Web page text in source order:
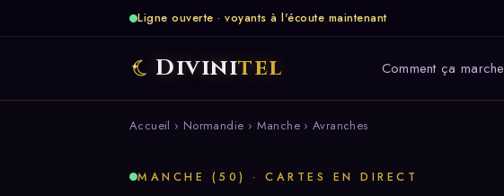
Ligne ouverte · voyants à l'écoute maintenant
Divinitel Comment ça marche
Accueil › Normandie › Manche› Avranches
MANCHE (50) · CARTES EN DIRECT